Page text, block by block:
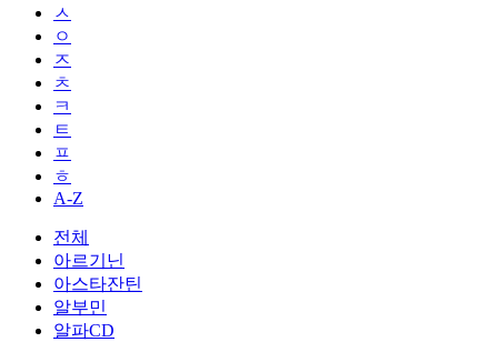
ㅅ
ㅇ
ㅈ
ㅊ
ㅋ
ㅌ
ㅍ
ㅎ
A-Z
전체
아르기닌
아스타잔틴
알부민
알파CD